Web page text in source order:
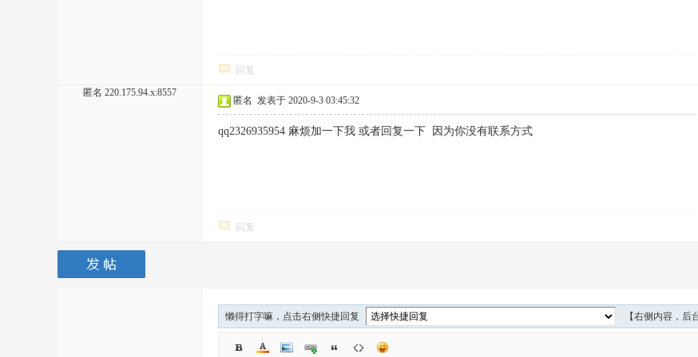
回复
匿名 220.175.94.x:8557
匿名 发表于 2020-9-3 03:45:32
qq2326935954 麻烦加一下我 或者回复一下 因为你没有联系方式
回复
懒得打字嘛，点击右侧快捷回复 【右侧内容，后